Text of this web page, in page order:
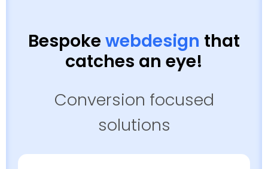
Bespoke webdesign that
catches an eye!
Conversion focused
solutions